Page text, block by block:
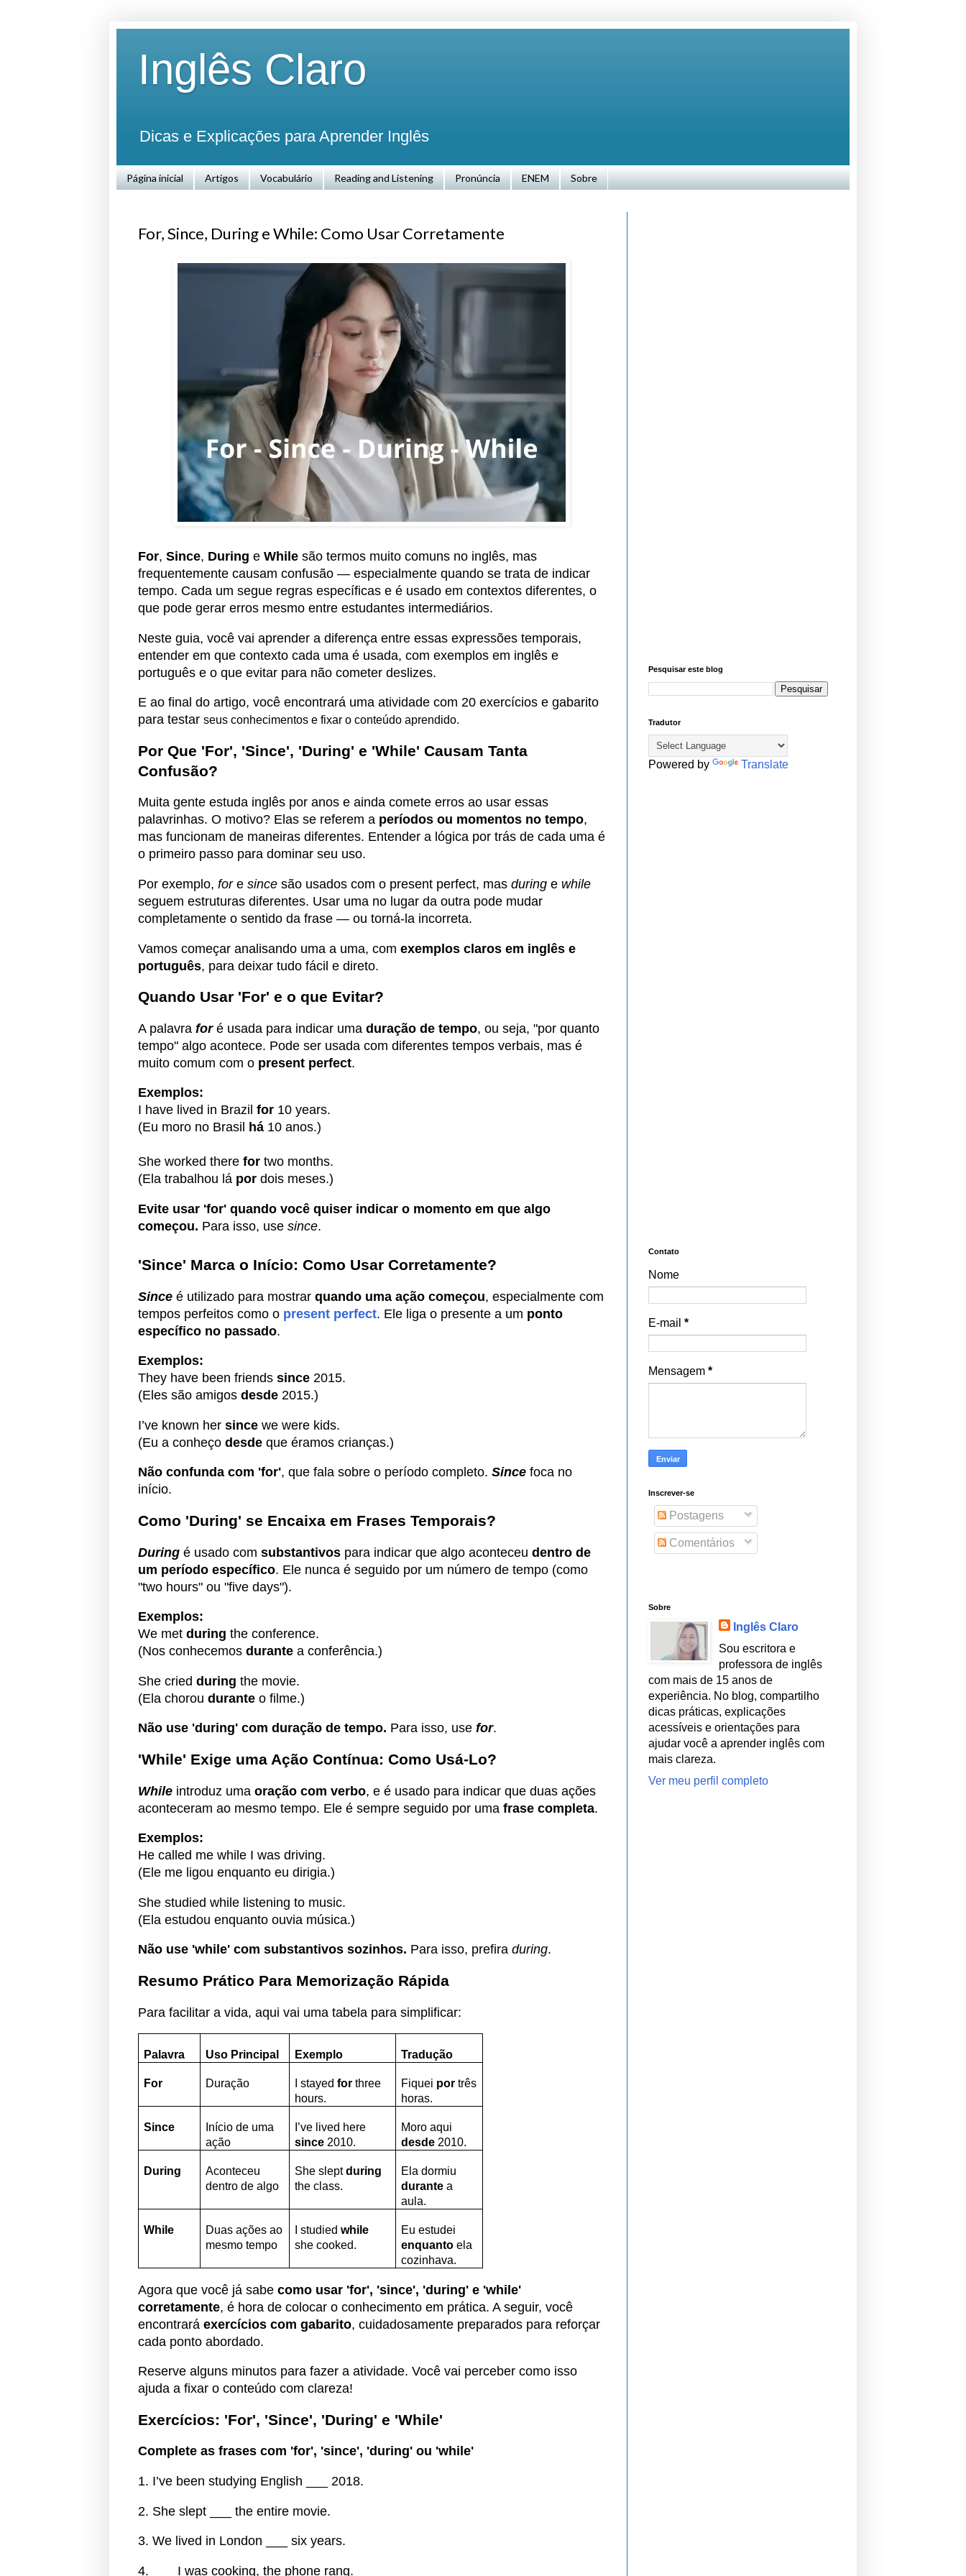
Inglês Claro
Dicas e Explicações para Aprender Inglês
Página inicial Artigos Vocabulário Reading and Listening Pronúncia ENEM Sobre
For, Since, During e While: Como Usar Corretamente
For, Since, During e While são termos muito comuns no inglês, mas
frequentemente causam confusão — especialmente quando se trata de indicar
tempo. Cada um segue regras específicas e é usado em contextos diferentes, o
que pode gerar erros mesmo entre estudantes intermediários.
Neste guia, você vai aprender a diferença entre essas expressões temporais,
entender em que contexto cada uma é usada, com exemplos em inglês e
português e o que evitar para não cometer deslizes.
E ao final do artigo, você encontrará uma atividade com 20 exercícios e gabarito
para testar seus conhecimentos e fixar o conteúdo aprendido.
Por Que 'For', 'Since', 'During' e 'While' Causam Tanta
Confusão?
Muita gente estuda inglês por anos e ainda comete erros ao usar essas
palavrinhas. O motivo? Elas se referem a períodos ou momentos no tempo,
mas funcionam de maneiras diferentes. Entender a lógica por trás de cada uma é
o primeiro passo para dominar seu uso.
Por exemplo, fore since são usados com o present perfect, mas during e while
seguem estruturas diferentes. Usar uma no lugar da outra pode mudar
completamente o sentido da frase — ou torná-la incorreta.
Vamos começar analisando uma a uma, com exemplos claros em inglês e
português, para deixar tudo fácil e direto.
Quando Usar 'For' e o que Evitar?
A palavra for é usada para indicar uma duração de tempo, ou seja, "por quanto
tempo" algo acontece. Pode ser usada com diferentes tempos verbais, mas é
muito comum com o present perfect.
Exemplos:
I have lived in Brazil for 10 years.
(Eu moro no Brasil
há 10 anos.)
She worked there for two months.
(Ela trabalhou lá por dois meses.)
Evite usar 'for' quando você quiser indicar o momento em que algo
começou. Para isso, use since.
'Since' Marca o Início: Como Usar Corretamente?
Since é utilizado para mostrar quando uma ação começou, especialmente com
tempos perfeitos como o present perfect. Ele liga o presente a um ponto
específico no passado.
Exemplos:
They have been friends since 2015.
(Eles são amigos desde 2015.)
I’ve known her since we were kids.
(Eu a conheço desde que éramos crianças.)
Não confunda com 'for', que fala sobre o período completo. Since foca no
início.
Como 'During' se Encaixa em Frases Temporais?
During é usado com substantivos para indicar que algo aconteceu dentro de
um período específico. Ele nunca é seguido por um número de tempo (como
"two hours" ou "five days").
Exemplos:
We met during the conference.
(Nos conhecemos durante a conferência.)
She cried during the movie.
(Ela chorou durante o filme.)
Não use 'during' com duração de tempo. Para isso, use for.
'While' Exige uma Ação Contínua: Como Usá-Lo?
While introduz uma oração com verbo, e é usado para indicar que duas ações
aconteceram ao mesmo tempo. Ele é sempre seguido por uma frase completa.
Exemplos:
He called me while I was driving.
(Ele me ligou enquanto eu dirigia.)
She studied while listening to music.
(Ela estudou enquanto ouvia música.)
Não use 'while' com substantivos sozinhos. Para isso, prefira during.
Resumo Prático Para Memorização Rápida
Para facilitar a vida, aqui vai uma tabela para simplificar:
Palavra Uso Principal Exemplo Tradução
For Duração I stayedforthree
hours.
Fiquei por três
horas.
Since
Início de uma
ação
I’ve lived here
since 2010.
Moro aqui
desde 2010.
During
Aconteceu
dentro de algo
She sleptduring
the class.
Ela dormiu
durante a
aula.
While
Duas ações ao
mesmo tempo
I studiedwhile
she cooked.
Eu estudei
enquanto ela
cozinhava.
Agora que você já sabe como usar 'for', 'since', 'during' e 'while'
corretamente, é hora de colocar o conhecimento em prática. A seguir, você
encontrará exercícios com gabarito, cuidadosamente preparados para reforçar
cada ponto abordado.
Reserve alguns minutos para fazer a atividade. Você vai perceber como isso
ajuda a fixar o conteúdo com clareza!
Exercícios: 'For', 'Since', 'During' e 'While'
Complete as frases com 'for', 'since', 'during' ou 'while'
1. I’ve been studying English ___ 2018.
2. She slept ___ the entire movie.
3. We lived in London ___ six years.
4. ___ I was cooking, the phone rang.
Pesquisar este blog
Tradutor
Powered by Translate
Contato
Nome
E-mail *
Mensagem *
Inscrever-se
Postagens
Comentários
Sobre
Inglês Claro
Sou escritora e
professora de inglês
com mais de 15 anos de
experiência. No blog, compartilho
dicas práticas, explicações
acessíveis e orientações para
ajudar você a aprender inglês com
mais clareza.
Ver meu perfil completo